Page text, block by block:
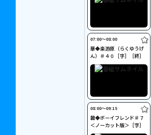
07:00〜08:00
華◆楽游原（らくゆうげ
ん）＃４０［字］［終］
08:00〜09:15
韓◆ボーイフレンド＃７
＜ノーカット版＞［字］